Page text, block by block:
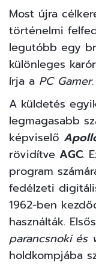
Most újra
történelmi
legutóbb egy
különleges
írja a PC Gamer.
A küldetés
legmagasabb
képviselő
rövidítve AGC.
program
fedélzeti
1962-ben
használták.
parancsnoki és
holdkompjába